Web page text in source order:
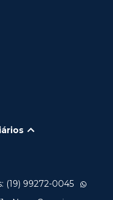
(19) 99272-0045